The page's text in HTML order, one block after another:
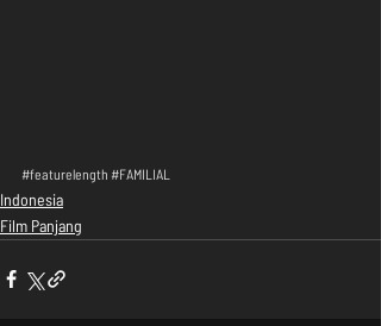
#featurelength #FAMILIAL
Indonesia
Film Panjang